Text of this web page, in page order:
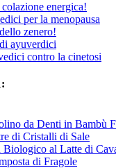
energica!
per la menopausa
zenero!
ayuverdici
contro la cinetosi
da Denti in Bambù
di Cristalli di Sale
Biologico al Latte di
di Fragole